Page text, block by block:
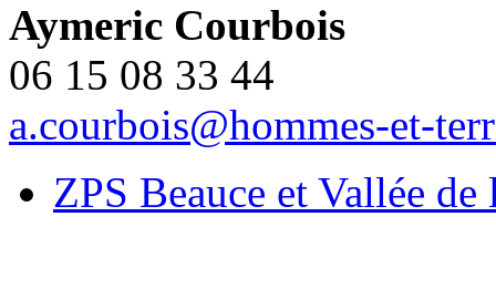
Aymeric Courbois
06 15 08 33 44
a.courbois@hommes-et-
ZPS Beauce et Vallée de